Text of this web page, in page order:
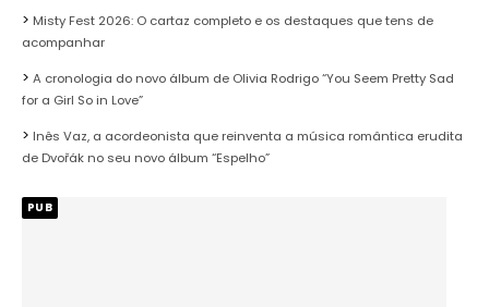
Misty Fest 2026: O cartaz completo e os destaques que tens de
acompanhar
A cronologia do novo álbum de Olivia Rodrigo “You Seem Pretty Sad
for a Girl So in Love”
Inês Vaz, a acordeonista que reinventa a música romântica erudita
de Dvořák no seu novo álbum “Espelho”
PUB